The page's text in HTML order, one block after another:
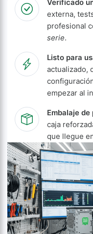
Verificado
externa,
profesional
serie.
Listo para
actualizado,
empezar al
Embalaje
caja
que llegue